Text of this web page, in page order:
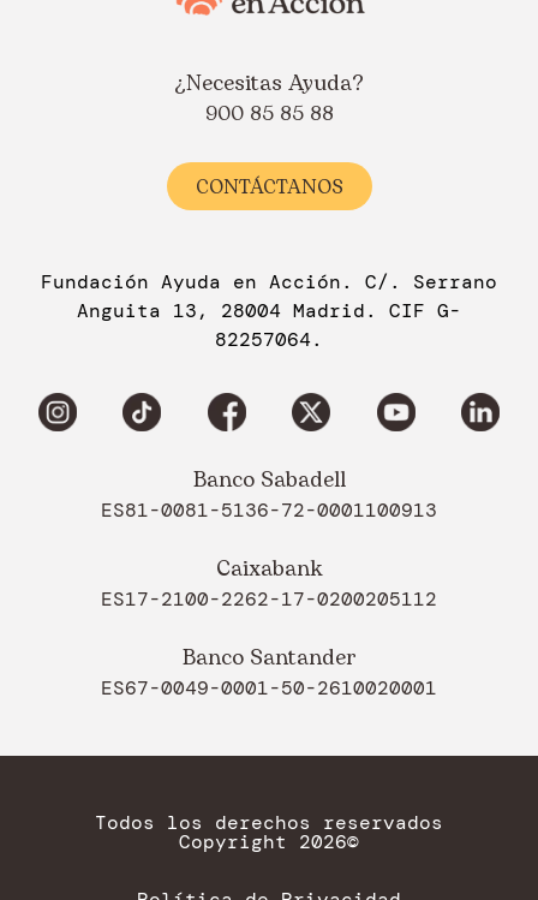
¿Necesitas Ayuda?
900 85 85 88
CONTÁCTANOS
Fundación Ayuda en Acción. C/. Serrano
Anguita 13, 28004 Madrid. CIF G-
82257064.
Banco Sabadell
ES81-0081-5136-72-0001100913
Caixabank
ES17-2100-2262-17-0200205112
Banco Santander
ES67-0049-0001-50-2610020001
Todos los derechos reservados
Copyright 2026©